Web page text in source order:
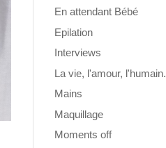
En attendant Bébé
Epilation
Interviews
La vie, l'amour, l'humain.
Mains
Maquillage
Moments off